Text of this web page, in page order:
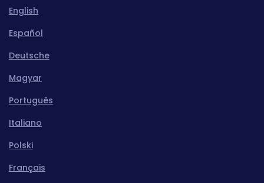
English
Español
Deutsche
Magyar
Português
Italiano
Polski
Français